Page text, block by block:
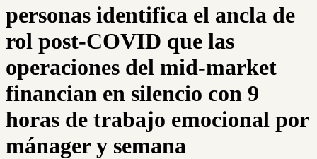
personas identifica el ancla de
rol post-COVID que las
operaciones del mid-market
financian en silencio con 9
horas de trabajo emocional por
mánager y semana